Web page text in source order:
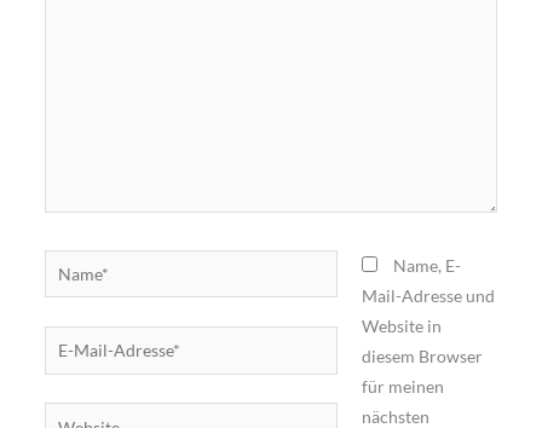
Name*
Mail-
Adresse*
Name, E-
Mail-Adresse und
Website in
diesem Browser
für meinen
nächsten